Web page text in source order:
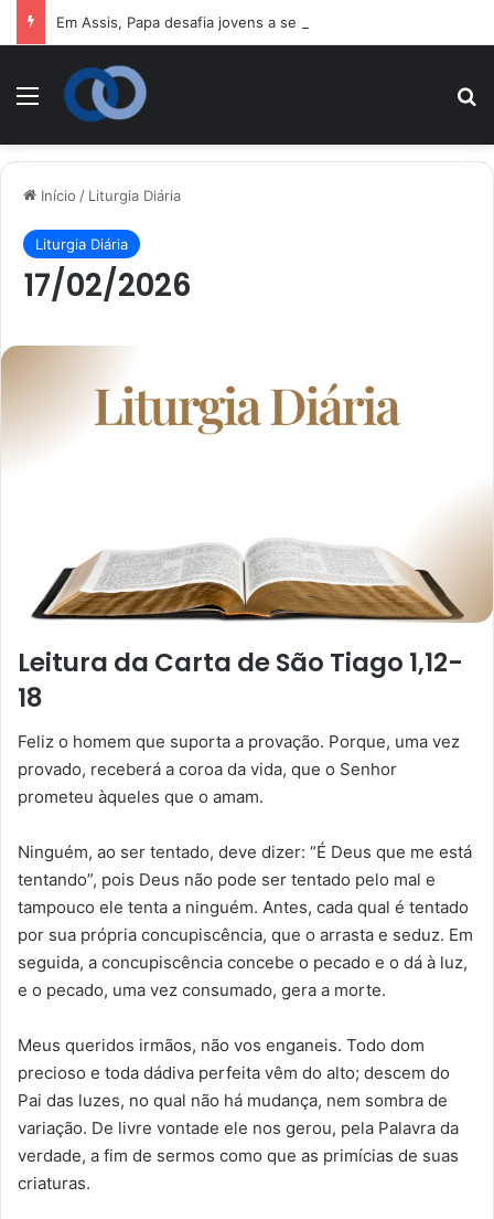
Menu
Início / Liturgia Diária
Liturgia Diária
17/02/2026
Leitura da Carta de São Tiago 1,12-
18
Feliz o homem que suporta a provação. Porque, uma vez
provado, receberá a coroa da vida, que o Senhor
prometeu àqueles que o amam.
Ninguém, ao ser tentado, deve dizer: “É Deus que me está
tentando”, pois Deus não pode ser tentado pelo mal e
tampouco ele tenta a ninguém. Antes, cada qual é tentado
por sua própria concupiscência, que o arrasta e seduz. Em
seguida, a concupiscência concebe o pecado e o dá à luz,
e o pecado, uma vez consumado, gera a morte.
Meus queridos irmãos, não vos enganeis. Todo dom
precioso e toda dádiva perfeita vêm do alto; descem do
Pai das luzes, no qual não há mudança, nem sombra de
variação. De livre vontade ele nos gerou, pela Palavra da
verdade, a fim de sermos como que as primícias de suas
criaturas.